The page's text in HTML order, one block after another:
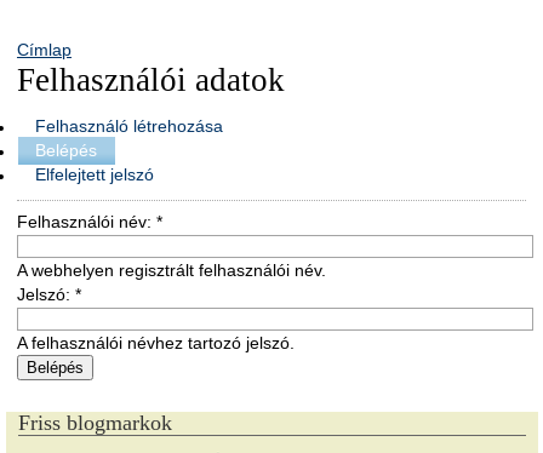
Címlap
Felhasználói adatok
Felhasználó létrehozása
Belépés
Elfelejtett jelszó
Felhasználói név: *
A webhelyen regisztrált felhasználói név.
Jelszó: *
A felhasználói névhez tartozó jelszó.
Friss blogmarkok